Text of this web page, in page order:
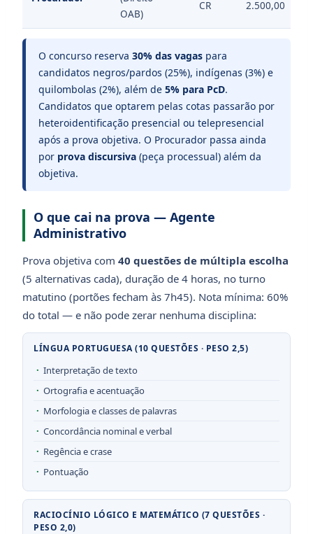
OAB)
CR 2.500,00
O concurso reserva 30% das vagas para
candidatos negros/pardos (25%), indígenas (3%) e
quilombolas (2%), além de 5% para PcD.
Candidatos que optarem pelas cotas passarão por
heteroidentificação presencial ou telepresencial
após a prova objetiva. O Procurador passa ainda
por prova discursiva (peça processual) além da
objetiva.
O que cai na prova — Agente
Administrativo
Prova objetiva com 40 questões de múltipla escolha
(5 alternativas cada), duração de 4 horas, no turno
matutino (portões fecham às 7h45). Nota mínima: 60%
do total — e não pode zerar nenhuma disciplina:
LÍNGUA PORTUGUESA (10 QUESTÕES · PESO 2,5)
Interpretação de texto
Ortografia e acentuação
Morfologia e classes de palavras
Concordância nominal e verbal
Regência e crase
Pontuação
RACIOCÍNIO LÓGICO E MATEMÁTICO (7 QUESTÕES ·
PESO 2,0)